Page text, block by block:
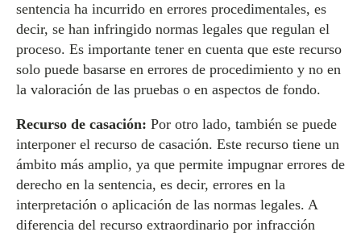
sentencia ha incurrido en errores procedimentales, es
decir, se han infringido normas legales que regulan el
proceso. Es importante tener en cuenta que este recurso
solo puede basarse en errores de procedimiento y no en
la valoración de las pruebas o en aspectos de fondo.
Recurso de casación: Por otro lado, también se puede
interponer el recurso de casación. Este recurso tiene un
ámbito más amplio, ya que permite impugnar errores de
derecho en la sentencia, es decir, errores en la
interpretación o aplicación de las normas legales. A
diferencia del recurso extraordinario por infracción